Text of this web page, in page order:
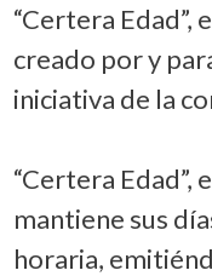
“Certera Edad”,
creado por y
iniciativa de la
“Certera Edad”,
mantiene sus
horaria,